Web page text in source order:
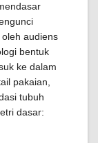
audiens
bentuk
ke dalam
pakaian,
tubuh
dasar: